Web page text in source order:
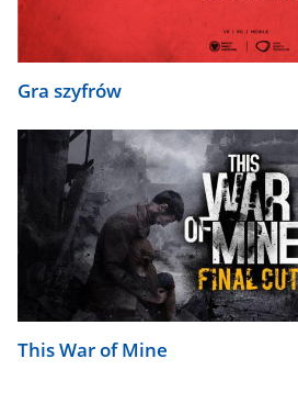
Gra szyfrów
This War of Mine